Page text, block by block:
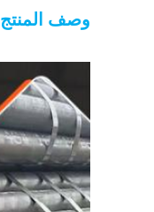
وصف المنتج